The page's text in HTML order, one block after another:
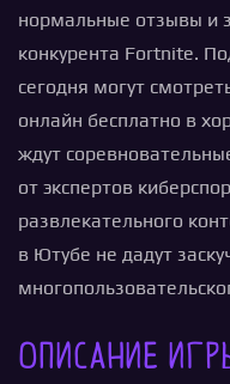
нормальные отзывы и
конкурента Fortnite.
сегодня могут
онлайн бесплатно в
ждут
от экспертов
развлекательного
в Ютубе не дадут
Описание